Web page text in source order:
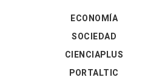
ECONOMÍA
SOCIEDAD
CIENCIAPLUS
PORTALTIC